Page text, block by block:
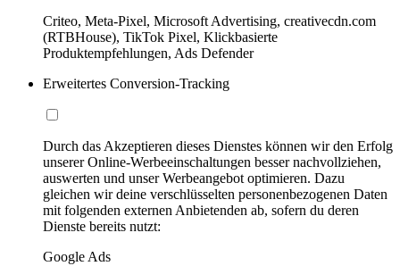
Criteo, Meta-Pixel, Microsoft Advertising, creativecdn.com
(RTBHouse), TikTok Pixel, Klickbasierte
Produktempfehlungen, Ads Defender
Erweitertes Conversion-Tracking
Durch das Akzeptieren dieses Dienstes können wir den Erfolg
unserer Online-Werbeeinschaltungen besser nachvollziehen,
auswerten und unser Werbeangebot optimieren. Dazu
gleichen wir deine verschlüsselten personenbezogenen Daten
mit folgenden externen Anbietenden ab, sofern du deren
Dienste bereits nutzt:
Google Ads